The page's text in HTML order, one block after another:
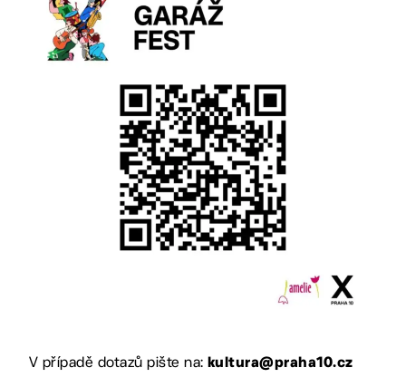
V případě dotazů pište na: kultura@praha10.cz